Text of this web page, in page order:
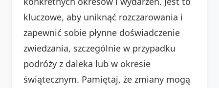
kluczowe, aby uniknąć rozczarowania i
zapewnić sobie płynne doświadczenie
zwiedzania, szczególnie w przypadku
podróży z daleka lub w okresie
świątecznym. Pamiętaj, że zmiany mogą